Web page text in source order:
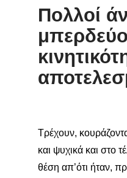
Πολλοί
Τρέχουν,
και ψυχικά και στο
θέση απ’ότι ήταν,